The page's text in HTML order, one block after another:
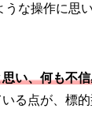
な操作に思
い、何も不
る点が、標